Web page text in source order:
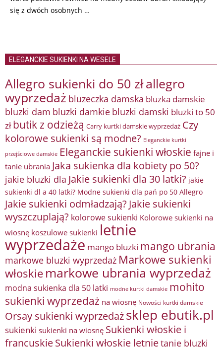
się z dwóch osobnych …
ELEGANCKIE SUKIENKI NA WESELE
Allegro sukienki do 50 złallegro
wyprzedaż bluzeczka damska bluzka damskie
bluzki dam bluzki damkie bluzki damski bluzki to 50
zł butik z odzieżą Carry kurtki damskie wyprzedaż Czy
kolorowe sukienki są modne? Eleganckie kurtki
przejściowe damskie Eleganckie sukienki włoskie fajne i
tanie ubrania Jaka sukienka dla kobiety po 50?
jakie bluzki dla Jakie sukienki dla 30 latki? jakie
sukienki dl a 40 latki? Modne sukienki dla pań po 50 Allegro
Jakie sukienki odmładzają? Jakie sukienki
wyszczuplają? kolorowe sukienki Kolorowe sukienki na
wiosnę koszulowe sukienki letnie
wyprzedaże mango bluzki mango ubrania
markowe bluzki wyprzedaż Markowe sukienki
włoskie markowe ubrania wyprzedaż
modna sukienka dla 50 latki modne kurtki damskie mohito
sukienki wyprzedaż na wiosnę Nowości kurtki damskie
Orsay sukienki wyprzedażsklep ebutik.pl
sukienki sukienki na wiosnę Sukienki włoskie i
francuskieSukienki włoskie letnietanie bluzki